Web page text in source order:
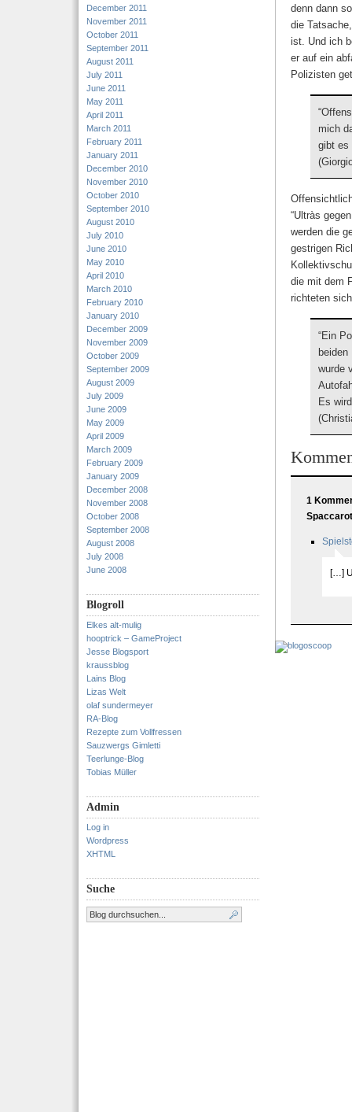
December 2011
November 2011
October 2011
September 2011
August 2011
July 2011
June 2011
May 2011
April 2011
March 2011
February 2011
January 2011
December 2010
November 2010
October 2010
September 2010
August 2010
July 2010
June 2010
May 2010
April 2010
March 2010
February 2010
January 2010
December 2009
November 2009
October 2009
September 2009
August 2009
July 2009
June 2009
May 2009
April 2009
March 2009
February 2009
January 2009
December 2008
November 2008
October 2008
September 2008
August 2008
July 2008
June 2008
Blogroll
Elkes alt-mulig
hooptrick – GameProject
Jesse Blogsport
kraussblog
Lains Blog
Lizas Welt
olaf sundermeyer
RA-Blog
Rezepte zum Vollfressen
Sauzwergs Gimletti
Teerlunge-Blog
Tobias Müller
Admin
Log in
Wordpress
XHTML
Suche
denn dann
die
ist. Und ich
er auf ein
Polizisten
mich
gibt es
“Ultràs
werden die
gestrigen
die mit dem
richteten
“Ein
wurde
Es
1
[…]